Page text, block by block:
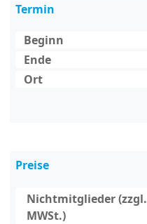
Termin
Beginn
Ende
Ort
Preise
Nichtmitglieder (zzgl.
MWSt.)